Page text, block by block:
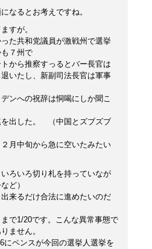
なるとお考えですね。
すが。
た共和党議員が激戦州で選挙
７州で
から推察すっるとバー長官は
いたし、新副司法長官は軍事
ンへの祝辞は恫喝にしか聞こ
を出した。 （中国とズブズブ
月中旬から急に空いたみたい
ろいろ切り札を持っていなが
ど）
来るだけ合法に進めたいのだ
で1/20です。こんな異常事態で
ません。
にペンスが今回の選挙人選挙を